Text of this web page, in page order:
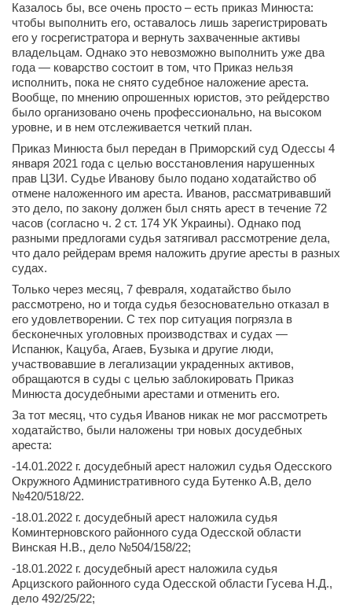
Казалось бы, все очень просто – есть приказ Минюста:
чтобы выполнить его, оставалось лишь зарегистрировать
его у госрегистратора и вернуть захваченные активы
владельцам. Однако это невозможно выполнить уже два
года — коварство состоит в том, что Приказ нельзя
исполнить, пока не снято судебное наложение ареста.
Вообще, по мнению опрошенных юристов, это рейдерство
было организовано очень профессионально, на высоком
уровне, и в нем отслеживается четкий план.
Приказ Минюста был передан в Приморский суд Одессы 4
января 2021 года с целью восстановления нарушенных
прав ЦЗИ. Судье Иванову было подано ходатайство об
отмене наложенного им ареста. Иванов, рассматривавший
это дело, по закону должен был снять арест в течение 72
часов (согласно ч. 2 ст. 174 УК Украины). Однако под
разными предлогами судья затягивал рассмотрение дела,
что дало рейдерам время наложить другие аресты в разных
судах.
Только через месяц, 7 февраля, ходатайство было
рассмотрено, но и тогда судья безосновательно отказал в
его удовлетворении. С тех пор ситуация погрязла в
бесконечных уголовных производствах и судах —
Испанюк, Кацуба, Агаев, Бузыка и другие люди,
участвовавшие в легализации украденных активов,
обращаются в суды с целью заблокировать Приказ
Минюста досудебными арестами и отменить его.
За тот месяц, что судья Иванов никак не мог рассмотреть
ходатайство, были наложены три новых досудебных
ареста:
-14.01.2022 г. досудебный арест наложил судья Одесского
Окружного Административного суда Бутенко А.В, дело
№420/518/22.
-18.01.2022 г. досудебный арест наложила судья
Коминтерновского районного суда Одесской области
Винская Н.В., дело №504/158/22;
-18.01.2022 г. досудебный арест наложила судья
Арцизского районного суда Одесской области Гусева Н.Д.,
дело 492/25/22;